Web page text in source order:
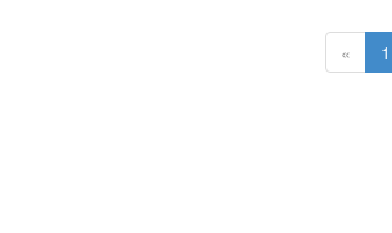
« 1